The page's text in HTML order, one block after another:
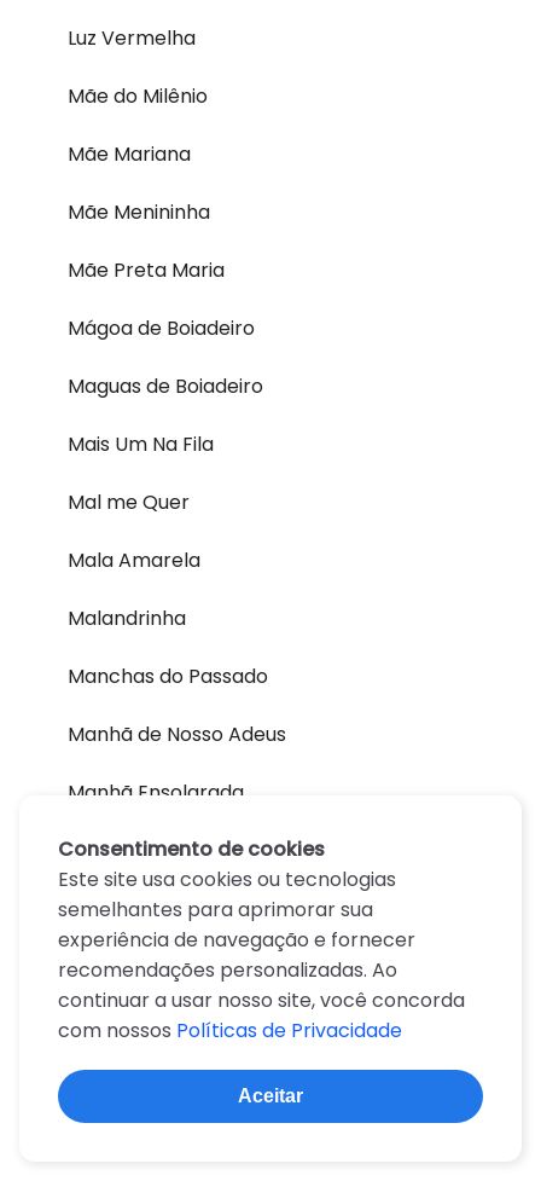
Luz Vermelha
Mãe do Milênio
Mãe Mariana
Mãe Menininha
Mãe Preta Maria
Mágoa de Boiadeiro
Maguas de Boiadeiro
Mais Um Na Fila
Mal me Quer
Mala Amarela
Malandrinha
Manchas do Passado
Manhã de Nosso Adeus
Manhã Ensolarada
Maria de Lurdes
Mariquinha
Matuto
Me Dá Uma Bicota, Meu Bem
Meia Dúzia de Cerveja
Consentimento de cookies
Este site usa cookies ou tecnologias
semelhantes para aprimorar sua
experiência de navegação e fornecer
recomendações personalizadas. Ao
continuar a usar nosso site, você concorda
com nossos Políticas de Privacidade
Aceitar